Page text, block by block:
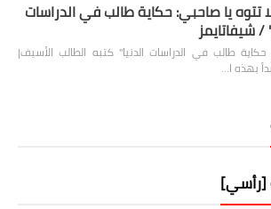
تتوه يا صاحبي: حكاية طالب في الدراسات
/ شيفاتايمز
طالب في الدراسات الدنيا" كتبه الطالب الأسيف|
بهذه ا…
[رأسي]